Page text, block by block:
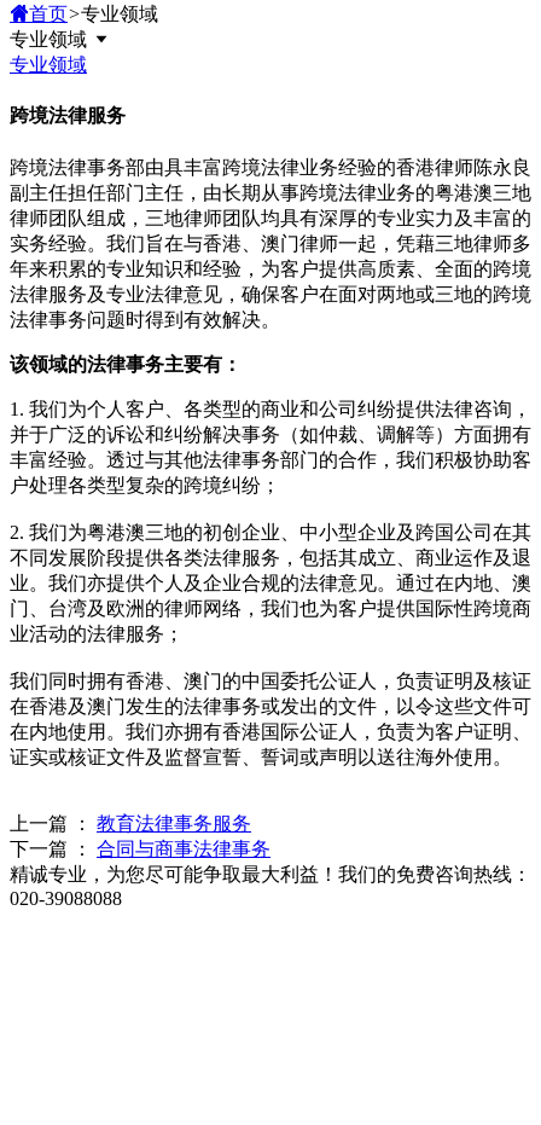
首页>专业领域
专业领域
专业领域
跨境法律服务
跨境法律事务部由具丰富跨境法律业务经验的香港律师陈永良
副主任担任部门主任，由长期从事跨境法律业务的粤港澳三地
律师团队组成，三地律师团队均具有深厚的专业实力及丰富的
实务经验。我们旨在与香港、澳门律师一起，凭藉三地律师多
年来积累的专业知识和经验，为客户提供高质素、全面的跨境
法律服务及专业法律意见，确保客户在面对两地或三地的跨境
法律事务问题时得到有效解决。
该领域的法律事务主要有：
1. 我们为个人客户、各类型的商业和公司纠纷提供法律咨询，
并于广泛的诉讼和纠纷解决事务（如仲裁、调解等）方面拥有
丰富经验。透过与其他法律事务部门的合作，我们积极协助客
户处理各类型复杂的跨境纠纷；
2. 我们为粤港澳三地的初创企业、中小型企业及跨国公司在其
不同发展阶段提供各类法律服务，包括其成立、商业运作及退
业。我们亦提供个人及企业合规的法律意见。通过在内地、澳
门、台湾及欧洲的律师网络，我们也为客户提供国际性跨境商
业活动的法律服务；
我们同时拥有香港、澳门的中国委托公证人，负责证明及核证
在香港及澳门发生的法律事务或发出的文件，以令这些文件可
在内地使用。我们亦拥有香港国际公证人，负责为客户证明、
证实或核证文件及监督宣誓、誓词或声明以送往海外使用。
上一篇 ：
教育法律事务服务
下一篇 ：
合同与商事法律事务
精诚专业，为您尽可能争取最大利益！我们的免费咨询热线：
020-39088088